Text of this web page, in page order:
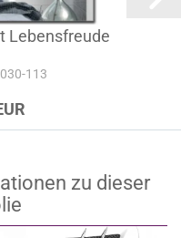
Lebensfreude
113
zu dieser